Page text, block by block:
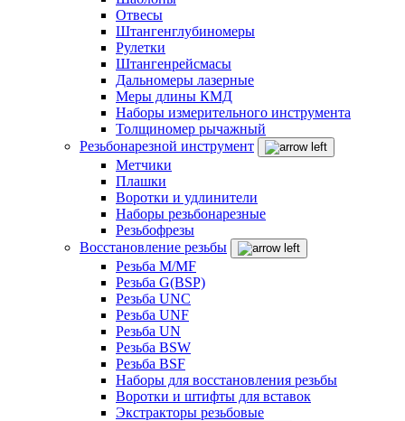
Отвесы
Штангенглубиномеры
Рулетки
Штангенрейсмасы
Дальномеры лазерные
Меры длины КМД
Наборы измерительного инструмента
Толщиномер рычажный
Резьбонарезной инструмент
Метчики
Плашки
Воротки и удлинители
Наборы резьбонарезные
Резьбофрезы
Восстановление резьбы
Резьба M/MF
Резьба G(BSP)
Резьба UNC
Резьба UNF
Резьба UN
Резьба BSW
Резьба BSF
Наборы для восстановления резьбы
Воротки и штифты для вставок
Экстракторы резьбовые